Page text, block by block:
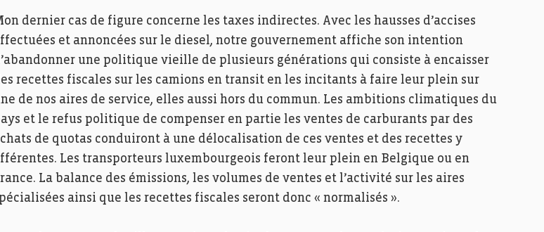
dernier cas de figure concerne les taxes indirectes. Avec les hausses d’accises
et annoncées sur le diesel, notre gouvernement affiche son intention
une politique vieille de plusieurs générations qui consiste à encaisser
recettes fiscales sur les camions en transit en les incitants à faire leur plein sur
de nos aires de service, elles aussi hors du commun. Les ambitions climatiques du
et le refus politique de compenser en partie les ventes de carburants par des
de quotas conduiront à une délocalisation de ces ventes et des recettes y
Les transporteurs luxembourgeois feront leur plein en Belgique ou en
La balance des émissions, les volumes de ventes et l’activité sur les aires
ainsi que les recettes fiscales seront donc « normalisés ».